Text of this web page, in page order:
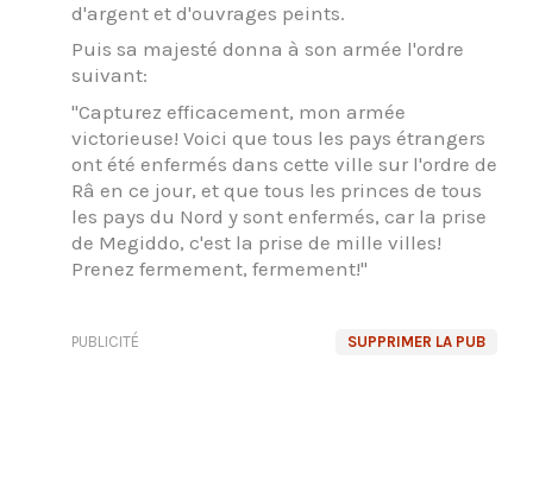
d'argent et d'ouvrages peints.
Puis sa majesté donna à son armée l'ordre
suivant:
"Capturez efficacement, mon armée
victorieuse! Voici que tous les pays étrangers
ont été enfermés dans cette ville sur l'ordre de
Râ en ce jour, et que tous les princes de tous
les pays du Nord y sont enfermés, car la prise
de Megiddo, c'est la prise de mille villes!
Prenez fermement, fermement!"
SUPPRIMER LA PUB
PUBLICITÉ